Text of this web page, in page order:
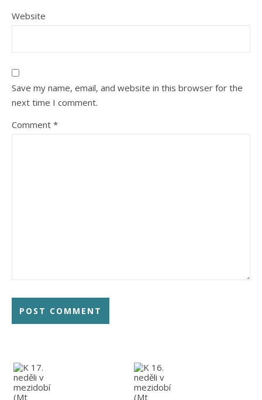
Website
Save my name, email, and website in this browser for the
next time I comment.
Comment *